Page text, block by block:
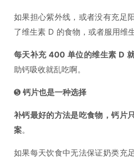
如果担心紫外线，或者没有充足
了维生素 D 的食物，或者服用维
每天补充 400 单位的维生素 D
助钙吸收就乱吃啊。
➎ 钙片也是一种选择
补钙最好的方法是吃食物，钙片
案。
如果每天饮食中无法保证奶类充